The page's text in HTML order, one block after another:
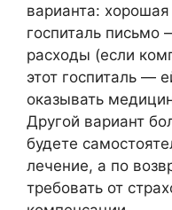
варианта:
госпиталь письмо
расходы (если
этот госпиталь —
оказывать
Другой вариант
будете
лечение, а по
требовать от